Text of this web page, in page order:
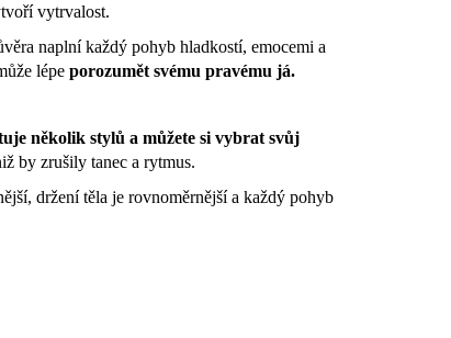
vytrvalost.
naplní každý pohyb hladkostí, emocemi a
lépe porozumět svému pravému já.
několik stylů a můžete si vybrat svůj
by zrušily tanec a rytmus.
držení těla je rovnoměrnější a každý pohyb
- KOSTÝM